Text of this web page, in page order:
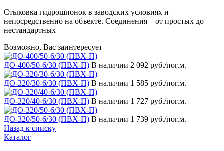
Стыковка гидрошпонок в заводских условиях и
непосредственно на объекте. Соединения – от простых до
нестандартных
Возможно, Вас заинтересует
ДО-400/50-6/30 (ПВХ-П) В наличии 2 092 руб./пог.м.
ДО-320/30-6/30 (ПВХ-П) В наличии 1 585 руб./пог.м.
ДО-320/40-6/30 (ПВХ-П) В наличии 1 727 руб./пог.м.
ДО-320/50-6/30 (ПВХ-П) В наличии 1 739 руб./пог.м.
Назад к списку
Каталог